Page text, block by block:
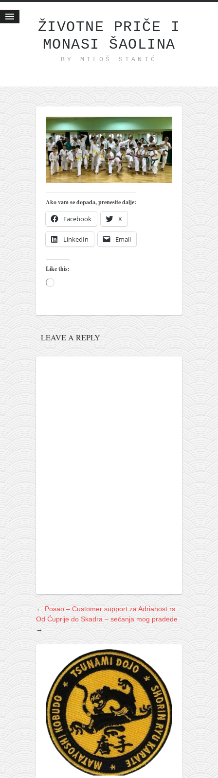
ŽIVOTNE PRIČE I
MONASI ŠAOLINA
BY MILOŠ STANIĆ
Životne priče
internet poslovanje
ishranom do zdravlja
moj haiku
momenti i mesta
bonus sadržaj
Svetlopis
duhovni otac
pravoslavlje
zabranjena istorija
porodične priče
umesto tvitera
azbuki i knjige
Okinava karate
najnovije na blogu
tsunami dojo
program
snimci nastupa
galerija kluba
članarina
kontakt
besplatna e-knjiga
termini treninga
moja priča
fotke
Ako vam se dopada, prenesite dalje:
Facebook X
LinkedIn Email
Like this:
Loading…
LEAVE A REPLY
← Posao – Customer support za Adriahost.rs
Od Ćuprije do Skadra – sećanja mog pradede
→